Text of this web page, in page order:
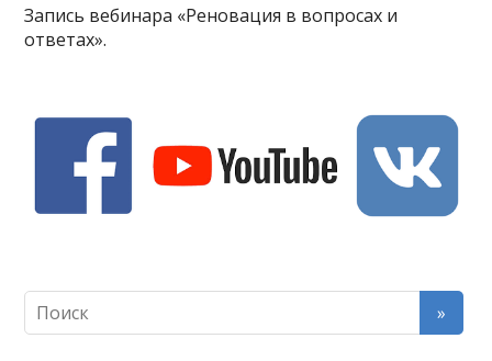
Запись вебинара «Реновация в вопросах и
ответах».